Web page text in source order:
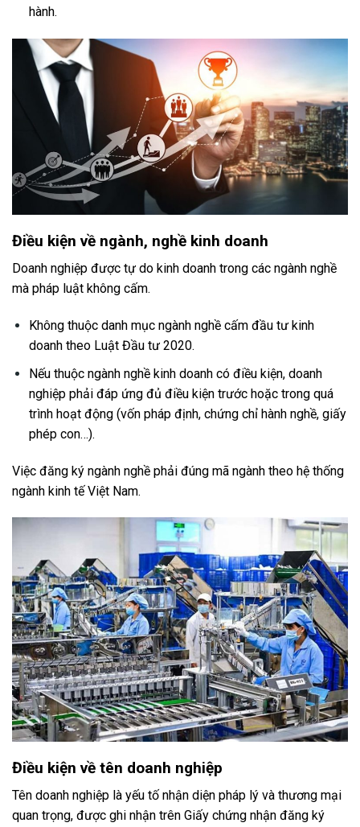
hành.
Điều kiện về ngành, nghề kinh doanh
Doanh nghiệp được tự do kinh doanh trong các ngành nghề
mà pháp luật không cấm.
Không thuộc danh mục ngành nghề cấm đầu tư kinh
doanh theo Luật Đầu tư 2020.
Nếu thuộc ngành nghề kinh doanh có điều kiện, doanh
nghiệp phải đáp ứng đủ điều kiện trước hoặc trong quá
trình hoạt động (vốn pháp định, chứng chỉ hành nghề, giấy
phép con…).
Việc đăng ký ngành nghề phải đúng mã ngành theo hệ thống
ngành kinh tế Việt Nam.
Điều kiện về tên doanh nghiệp
Tên doanh nghiệp là yếu tố nhận diện pháp lý và thương mại
quan trọng, được ghi nhận trên Giấy chứng nhận đăng ký